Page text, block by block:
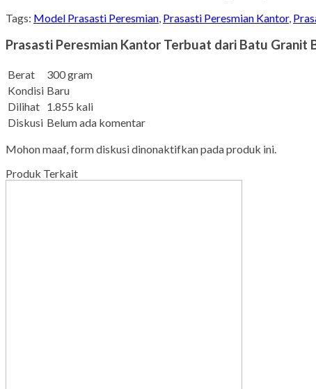
Tags: Model Prasasti Peresmian Prasasti Peresmian Kantor,
Prasasti Peresmian Kantor Terbuat dari Batu Granit
Berat
300 gram
Kondisi Baru
Dilihat 1.855 kali
Diskusi Belum ada komentar
Mohon maaf, form diskusi dinonaktifkan pada produk ini.
Produk Terkait